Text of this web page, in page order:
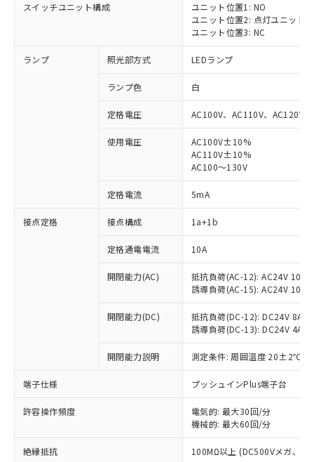
スイッチユニット構成
ユニット位置1: NO
ユニット位置2: 点灯ユニット
ユニット位置3: NC
ランプ 照光部方式 LEDランプ
ランプ色 白
定格電圧 AC100V、AC110V、AC120V
使用電圧
AC100V±10%
AC110V±10%
AC100～130V
定格電流 5mA
接点定格 接点構成 1a+1b
定格通電電流 10A
開閉能力(AC)
抵抗負荷(AC-12): AC24V 10A/
誘導負荷(AC-15): AC24V
開閉能力(DC)
抵抗負荷(DC-12): DC24V 8A/
誘導負荷(DC-13): DC24V 4A/
開閉能力説明 測定条件: 周囲温度 20±2℃、
端子仕様 プッシュインPlus端子台
許容操作頻度
電気的: 最大30回/分
機械的: 最大60回/分
絶縁抵抗 100MΩ以上 (DC500Vメガ、点
以下の条件をお読みいただき、同意のうえ
ご利用ください。
本サービスは、当社制御機器事業取扱
商品の当社在庫状況および標準価格
(税抜)を提供させていただくもので
当社制御機器事業取扱商品の中には、
本サービスの対象外となる商品もある
対応済み：EU RoHS指令（10物質）の
非含有に対応した製品が提供可能な商品で
対応予定：EU RoHS指令（10物質）の非含
有に対応した製品に切り替える予定のある
対応予定なし：EU RoHS指令（10物質）の
非含有に非対応の商品で、対応品を出す予
定はありません。
調査・確認中：EU RoHS指令（10物質）の
非含有の対応状況を調査中または確認中の
非該当品：ライセンス料など無形物で、有
害物質有無と関係のない商品です。
仕入先様の事情により、非含有部品として
※1 中国RoHS○×表
「○」：最大均質材料含有率が中国RoHSの
基準値以下であることを示します。
「×」：最大均質材料含有率が中国RoHSの
基準値を超えていることを示します。